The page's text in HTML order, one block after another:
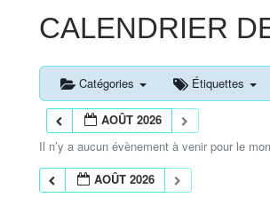
CALENDRIER
Catégories Étiquettes
AOÛT 2026
Il n’y a aucun évènement à venir pour le
AOÛT 2026